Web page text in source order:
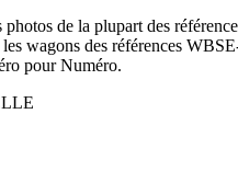
photos de la plupart des
wagons des références
pour Numéro.